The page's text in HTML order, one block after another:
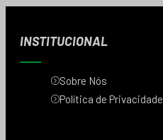
INSTITUCIONAL
Sobre Nós
Política de Privacidade